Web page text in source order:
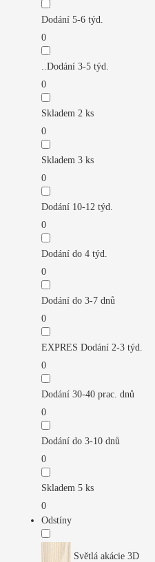
Dodání 5-6 týd.
0
..Dodání 3-5 týd.
0
Skladem 2 ks
0
Skladem 3 ks
0
Dodání 10-12 týd.
0
Dodání do 4 týd.
0
Dodání do 3-7 dnů
0
EXPRES Dodání 2-3 týd.
0
Dodání 30-40 prac. dnů
0
Dodání do 3-10 dnů
0
Skladem 5 ks
0
Odstíny
Světlá akácie 3D